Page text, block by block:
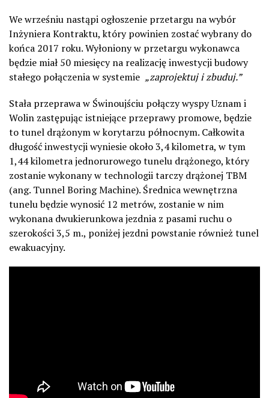
We wrześniu nastąpi ogłoszenie przetargu na wybór
Inżyniera Kontraktu, który powinien zostać wybrany do
końca 2017 roku. Wyłoniony w przetargu wykonawca
będzie miał 50 miesięcy na realizację inwestycji budowy
stałego połączenia w systemie „zaprojektuj i zbuduj.”
Stała przeprawa w Świnoujściu połączy wyspy Uznam i
Wolin zastępując istniejące przeprawy promowe, będzie
to tunel drążonym w korytarzu północnym. Całkowita
długość inwestycji wyniesie około 3,4 kilometra, w tym
1,44 kilometra jednorurowego tunelu drążonego, który
zostanie wykonany w technologii tarczy drążonej TBM
(ang. Tunnel Boring Machine). Średnica wewnętrzna
tunelu będzie wynosić 12 metrów, zostanie w nim
wykonana dwukierunkowa jezdnia z pasami ruchu o
szerokości 3,5 m., poniżej jezdni powstanie również tunel
ewakuacyjny.